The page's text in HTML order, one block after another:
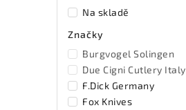
Na skladě
Značky
Burgvogel Solingen
Due Cigni Cutlery Italy
F.Dick Germany
Fox Knives